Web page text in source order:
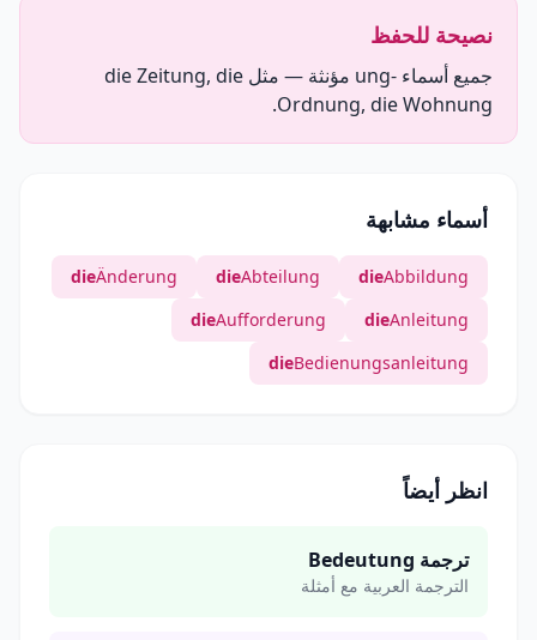
نصيحة للحفظ
جميع أسماء -ung مؤنثة — مثل die Zeitung, die
Ordnung, die Wohnung.
أسماء مشابهة
dieAbbildung
dieAbteilung
dieÄnderung
dieAnleitung
dieAufforderung
dieBedienungsanleitung
انظر أيضاً
ترجمة Bedeutung
الترجمة العربية مع أمثلة